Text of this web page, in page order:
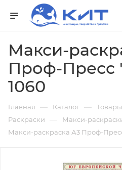
Макси-
Проф-Пресс
1060
Главная — Каталог — Товары
Раскраски — Макси-
Макси-раскраска А3 Проф-